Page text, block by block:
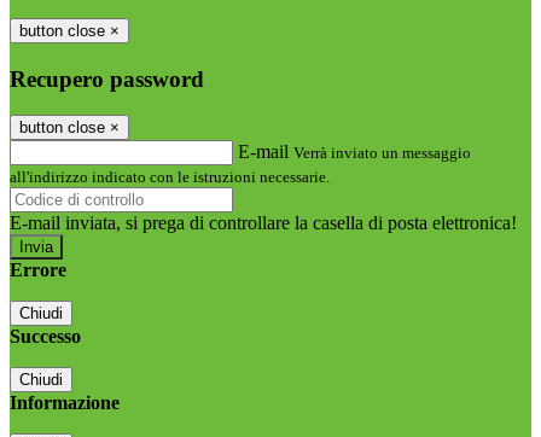
button close ×
Recupero password
button close ×
E-mail Verrà inviato un messaggio
all'indirizzo indicato con le istruzioni necessarie.
E-mail inviata, si prega di controllare la casella di posta elettronica!
Errore
Chiudi
Successo
Chiudi
Informazione